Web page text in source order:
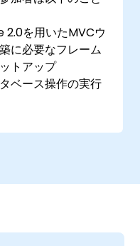
を用いたMVCウ
に必要なフレーム
トアップ
ベース操作の実行
ァースト」方式の
ィング処理の実施
プリケーションの